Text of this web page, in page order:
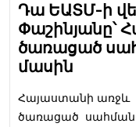
Դա ԵԱՏՄ-ի
Փաշինյանը՝
ծառացած
մասին
Հայաստանի առջև
ծառացած